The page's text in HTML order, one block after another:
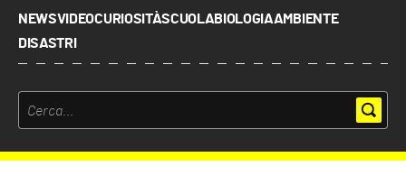
NEWSVIDEOCURIOSITÀSCUOLABIOLOGIAAMBIENTE
DISASTRI